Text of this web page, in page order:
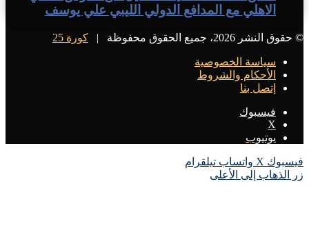
الاهلي مع المدافع الدولي الليبي علي يوسف
© حقوق النشر 2026، جميع الحقوق محفوظة | كورة 25
سياسة الخصوصية
الأحكام والشروط
إتصل بنا
فيسبوك
X
يوتيوب
فيسبوك X واتساب تيلقرام
زر الذهاب إلى الأعلى